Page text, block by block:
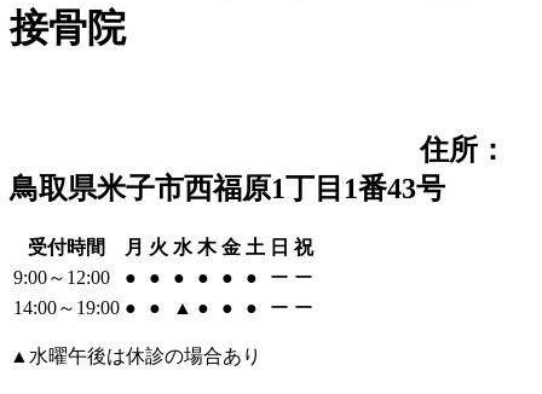
接骨院
住所：
鳥取県米子市西福原1丁目1番43号
受付時間 月 火 水 木 金 土 日 祝
9:00～12:00
● ● ● ● ● ● ー ー
14:00～19:00 ● ● ▲ ● ● ● ー ー
▲水曜午後は休診の場合あり